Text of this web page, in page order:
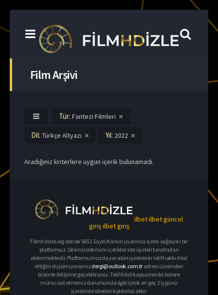
Film Arşivi
Tür: Fantezi Filmleri
Dil: Türkçe Altyazı Yıl: 2022
Aradığınız kriterlere uygun içerik bulunamadı.
ilbetilbet güncel
girişilbet giriş
Filmhdizle.org olarak 5651 Sayılı Kanun uyarınca içerik sağlayıcı bir
platformuz. Sitemizdeki tüm içerikler site üyeleri tarafından
eklenmektedir. Platformumuzda yer alan içeriklerin telif hakkı ihlal
ettiğini düşünüyorsanızdergi@outlook.com.tr adresi üzerinden
bizimle iletişime geçebilirsiniz. Telif ihlali kapsamında bizlere
müracaat etmeniz durumunda ilgili içerik en geç 2 iş günü
içerisinde siteden kaldırılacaktır.